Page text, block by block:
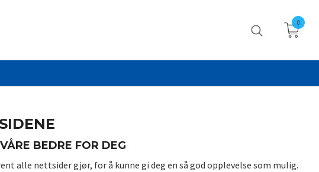
0
BEDRE FOR DEG
alle nettsider gjør, for å kunne gi deg en så god opplevelse som mulig.